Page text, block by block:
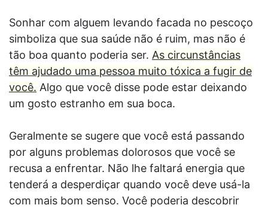
Sonhar com alguem levando facada no pescoço
simboliza que sua saúde não é ruim, mas não é
tão boa quanto poderia ser. As circunstâncias
têm ajudado uma pessoa muito tóxica a fugir de
você. Algo que você disse pode estar deixando
um gosto estranho em sua boca.
Geralmente se sugere que você está passando
por alguns problemas dolorosos que você se
recusa a enfrentar. Não lhe faltará energia que
tenderá a desperdiçar quando você deve usá-la
com mais bom senso. Você poderia descobrir